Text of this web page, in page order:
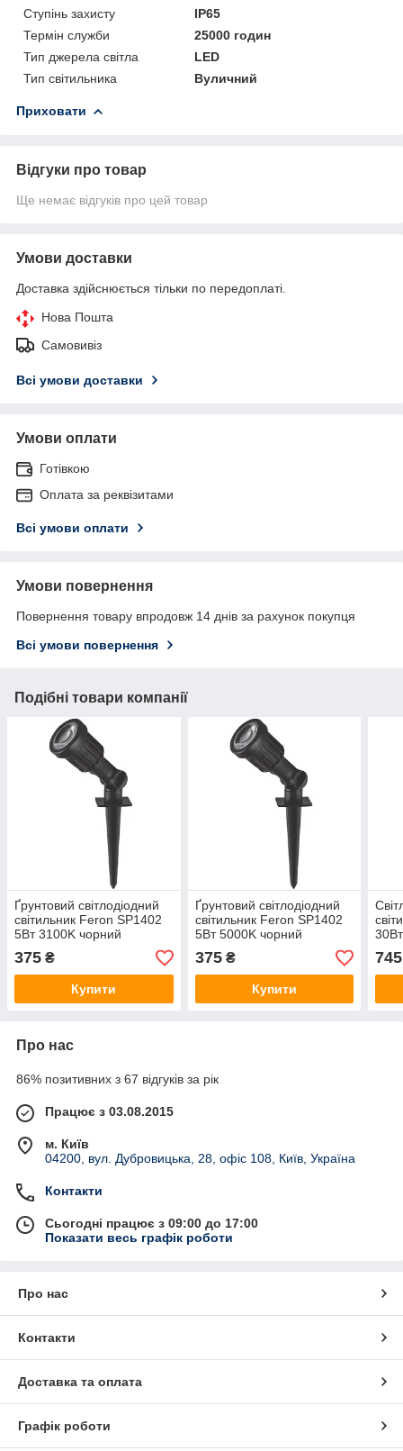
Ступінь захисту
IP65
Термін служби
25000 годин
Тип джерела світла
LED
Тип світильника
Вуличний
Приховати
Відгуки про товар
Ще немає відгуків про цей товар
Умови доставки
Доставка здійснюється тільки по передоплаті.
Нова Пошта
Самовивіз
Всі умови доставки
Умови оплати
Готівкою
Оплата за реквізитами
Всі умови оплати
Умови повернення
Повернення товару впродовж 14 днів за рахунок покупця
Всі умови повернення
Подібні товари компанії
Ґрунтовий світлодіодний
світильник Feron SP1402
5Вт 3100K чорний
375 ₴
Купити
Ґрунтовий світлодіодний
світильник Feron SP1402
5Вт 5000K чорний
375₴
Купити
745
Про нас
86% позитивних з 67 відгуків за рік
Працює з 03.08.2015
м. Київ
04200, вул. Дубровицька, 28, офіс 108, Київ, Україна
Контакти
Сьогодні працює з 09:00 до 17:00
Показати весь графік роботи
Про нас
Контакти
Доставка та оплата
Графік роботи